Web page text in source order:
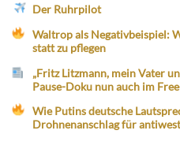
Der Ruhrpilot
Waltrop als Negativbeispiel:
statt zu pflegen
„Fritz Litzmann, mein Vater
Pause-Doku nun auch im
Wie Putins deutsche
Drohnenanschlag für